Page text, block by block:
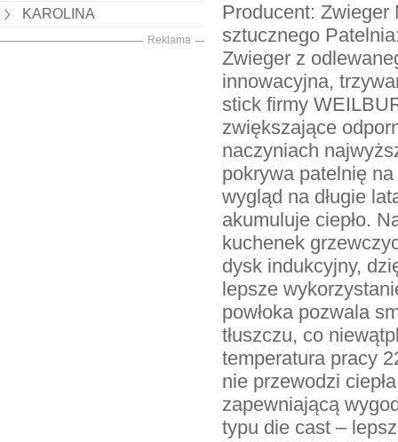
KAROLINA
Reklama
Producent: Zwieger
sztucznego
Zwieger z
innowacyjna,
stick firmy
zwiększające
naczyniach
pokrywa patelnię
wygląd na długie
akumuluje ciepło.
kuchenek
dysk indukcyjny,
lepsze
powłoka pozwala
tłuszczu, co
temperatura pracy
nie przewodzi
zapewniającą
typu die cast –